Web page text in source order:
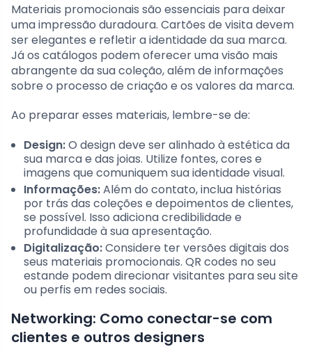
Materiais promocionais são essenciais para deixar
uma impressão duradoura. Cartões de visita devem
ser elegantes e refletir a identidade da sua marca.
Já os catálogos podem oferecer uma visão mais
abrangente da sua coleção, além de informações
sobre o processo de criação e os valores da marca.
Ao preparar esses materiais, lembre-se de:
Design:O design deve ser alinhado à estética da
sua marca e das joias. Utilize fontes, cores e
imagens que comuniquem sua identidade visual.
Informações:Além do contato, inclua histórias
por trás das coleções e depoimentos de clientes,
se possível. Isso adiciona credibilidade e
profundidade à sua apresentação.
Digitalização:Considere ter versões digitais dos
seus materiais promocionais. QR codes no seu
estande podem direcionar visitantes para seu site
ou perfis em redes sociais.
Networking: Como conectar-se com
clientes e outros designers